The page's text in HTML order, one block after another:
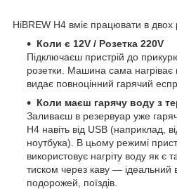
HiBREW H4 вміє працювати в
Коли є 12V / Розетка 220V
Підключаєш пристрій до
розетки. Машина сама нагріває
видає повноцінний гарячий
Коли маєш гарячу воду з
Заливаєш в резервуар уже
H4 навіть від USB (наприклад,
ноутбука). В цьому режимі
використовує нагріту воду як є
тиском через каву — ідеальний
подорожей, поїздів.